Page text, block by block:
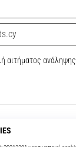
αιτήματος ανάληψης